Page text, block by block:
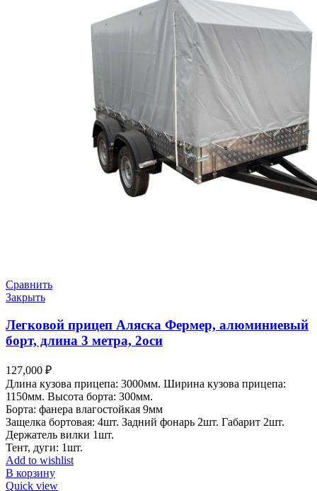
Сравнить
Закрыть
Легковой прицеп Аляска Фермер, алюминиевый
борт, длина 3 метра, 2оси
127,000 ₽
Длина кузова прицепа: 3000мм. Ширина кузова прицепа:
1150мм. Высота борта: 300мм.
Борта: фанера влагостойкая 9мм
Защелка бортовая: 4шт. Задний фонарь 2шт. Габарит 2шт.
Держатель вилки 1шт.
Тент, дуги: 1шт.
Add to wishlist
В корзину
Quick view